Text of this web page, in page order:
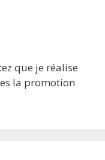
que je réalise
la promotion